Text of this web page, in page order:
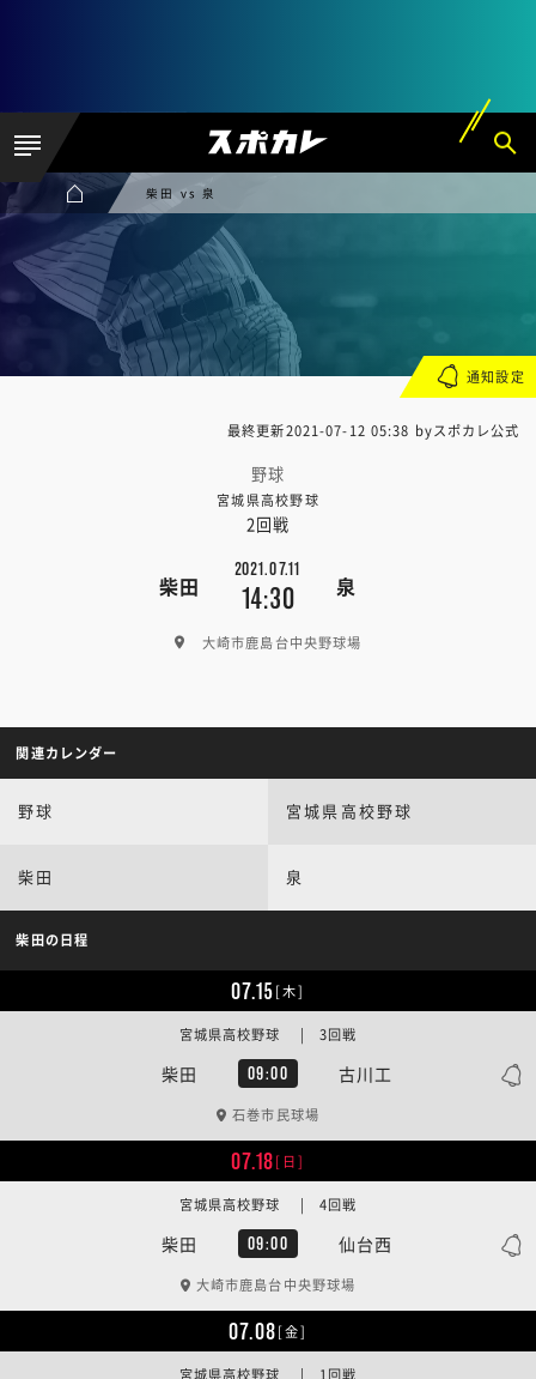
柴田 vs 泉
最終更新2021-07-12 05:38 byスポカレ公式
野球
宮城県高校野球
2回戦
柴田
2021.07.11
14:30 泉
大崎市鹿島台中央野球場
通知設定
関連カレンダー
野球 宮城県高校野球
柴田 泉
柴田の日程
07.15[木]
柴田 09:00 古川工
宮城県高校野球 | 3回戦
石巻市民球場
07.18[日]
柴田 09:00 仙台西
宮城県高校野球 | 4回戦
大崎市鹿島台中央野球場
07.08[金]
宮城県高校野球 | 1回戦